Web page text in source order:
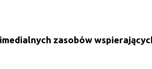
zasobów